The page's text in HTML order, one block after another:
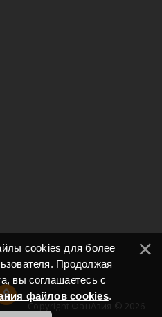
Copyright ФанАзия © 2026
cookies для более
Продолжая
вы соглашаетесь с
файлов cookies.